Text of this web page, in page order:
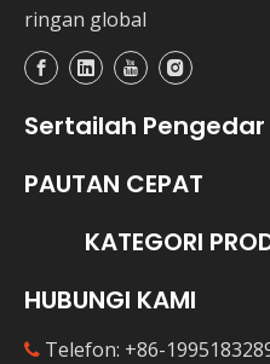
Di bawah Pergunungan
ringan global
Sertailah
PAUTAN CEPAT
KATEGORI
HUBUNGI KAMI
 Telefon: +86-